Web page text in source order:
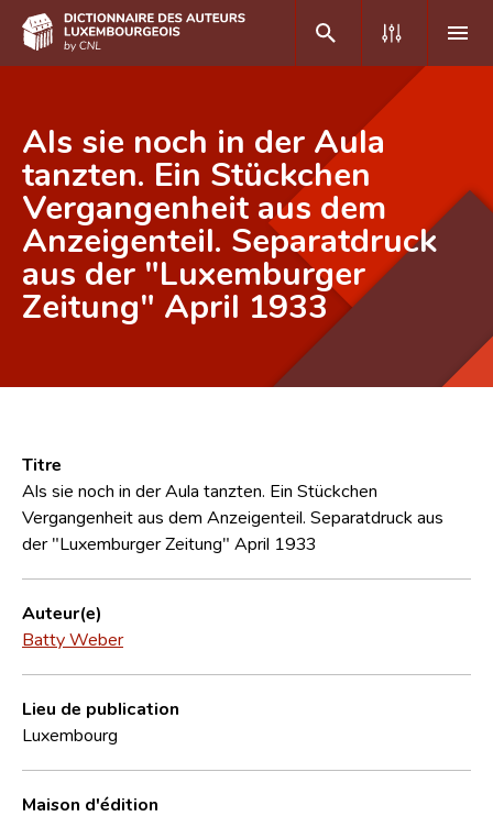
DE FR
Accueil
Auteur(e)s A-Z
Recherche avancée
CNL
Contact
Als sie noch in der Aula
tanzten. Ein Stückchen
Vergangenheit aus dem
Anzeigenteil. Separatdruck
aus der "Luxemburger
Zeitung" April 1933
Titre
Als sie noch in der Aula tanzten. Ein Stückchen
Vergangenheit aus dem Anzeigenteil. Separatdruck aus
der "Luxemburger Zeitung" April 1933
Auteur(e)
Batty Weber
Lieu de publication
Luxembourg
Maison d'édition